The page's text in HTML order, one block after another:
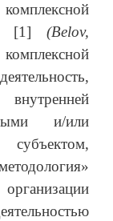
в [1] (Belov,
и/или